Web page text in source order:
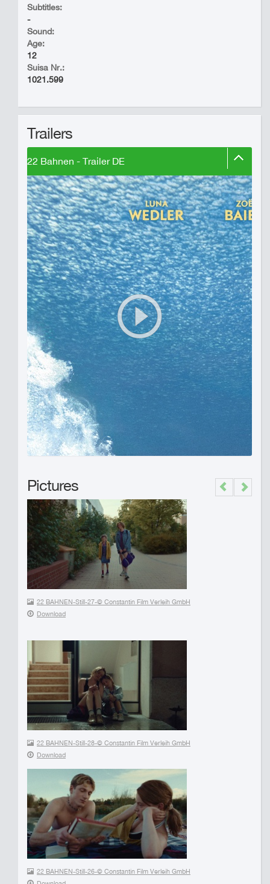
Subtitles:
-
Sound:
Age:
12
Suisa Nr.:
1021.599
Trailers
22 Bahnen - Trailer DE
Pictures
22 BAHNEN-Still-27-© Constantin Film Verleih GmbH
Download
22 BAHNEN-Still-28-© Constantin Film Verleih GmbH
Download
22 BAHNEN-Still-26-© Constantin Film Verleih GmbH
Previous
Next